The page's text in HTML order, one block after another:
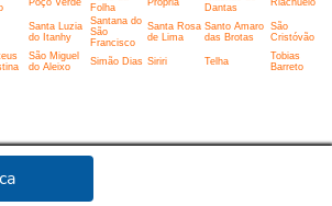
Folha
Dantas
Santa Luzia
do Itanhy
Santana do
São
Francisco
Santa Rosa
de Lima
Santo Amaro
das Brotas
São
Cristóvão
São Miguel
do Aleixo
Simão Dias Siriri Telha
Tobias
Barreto